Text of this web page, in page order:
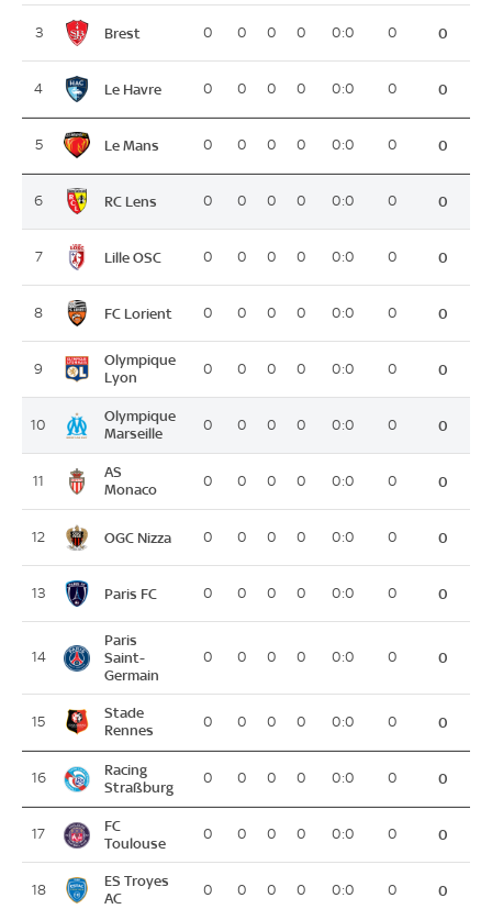
3 Brest 0 0 0 0 0:0 0 0
4 Le Havre 0 0 0 0 0:0 0 0
5 Le Mans 0 0 0 0 0:0 0 0
6 RC Lens 0 0 0 0 0:0 0 0
7 Lille OSC 0 0 0 0 0:0 0 0
8 FC Lorient 0 0 0 0 0:0 0 0
9
Olympique
Lyon
0 0 0 0 0:0 0 0
10
Olympique
Marseille
0 0 0 0 0:0 0 0
11
AS
Monaco
0 0 0 0 0:0 0 0
12 OGC Nizza 0 0 0 0 0:0 0 0
13 Paris FC 0 0 0 0 0:0 0 0
14
Paris
Saint-
Germain
0 0 0 0 0:0 0 0
15
Stade
Rennes
0 0 0 0 0:0 0 0
16
Racing
Straßburg
0 0 0 0 0:0 0 0
17
FC
Toulouse
0 0 0 0 0:0 0 0
18
ES Troyes
AC
0 0 0 0 0:0 0 0